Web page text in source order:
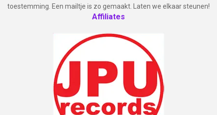
toestemming. Een mailtje is zo gemaakt. Laten we elkaar steunen!
Affiliates